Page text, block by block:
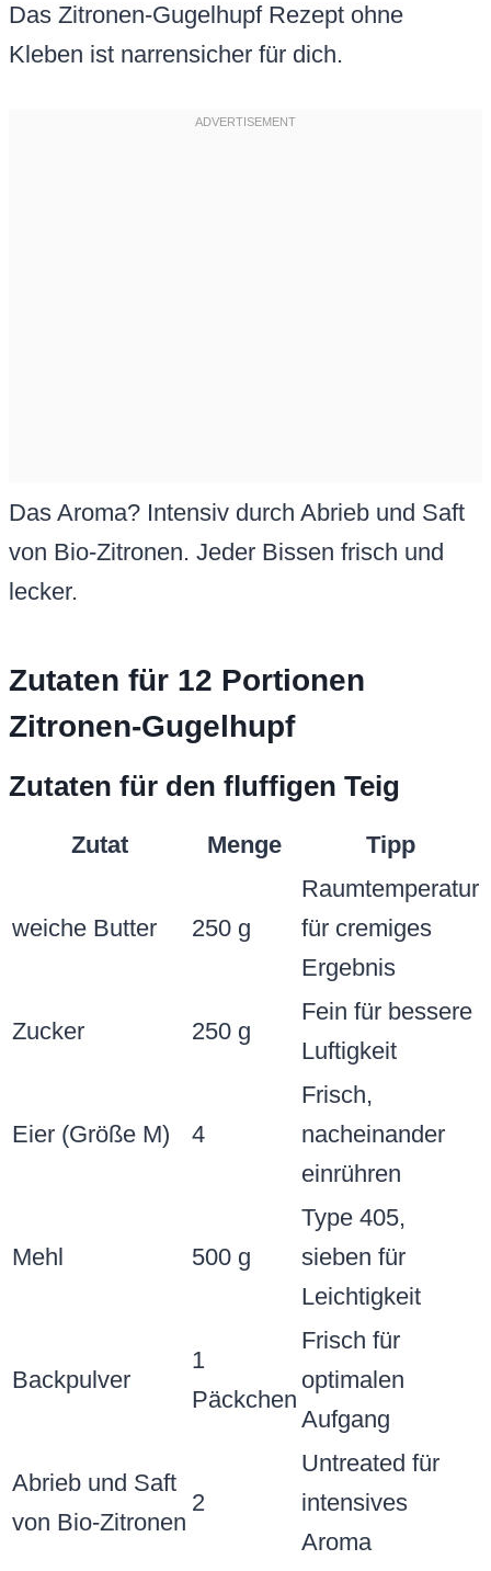
Das Zitronen-Gugelhupf Rezept ohne
Kleben ist narrensicher für dich.
Das Aroma? Intensiv durch Abrieb und Saft
von Bio-Zitronen. Jeder Bissen frisch und
lecker.
Zutaten für 12 Portionen
Zitronen-Gugelhupf
Zutaten für den fluffigen Teig
Zutat Menge Tipp
weiche Butter 250 g
Raumtemperatur
für cremiges
Ergebnis
Zucker 250 g
Fein für bessere
Luftigkeit
Eier (Größe M) 4
Frisch,
nacheinander
einrühren
Mehl 500 g
Type 405,
sieben für
Leichtigkeit
Backpulver
1
Päckchen
Frisch für
optimalen
Aufgang
Abrieb und Saft
von Bio-Zitronen
2
Untreated für
intensives
Aroma